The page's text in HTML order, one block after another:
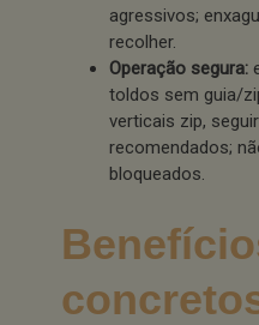
agressivos;
recolher.
Operação segura:
toldos sem guia/
verticais zip,
recomendados;
bloqueados.